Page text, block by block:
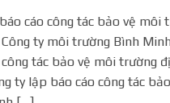
cáo công tác bảo vệ môi
ty môi trường Bình
tác bảo vệ môi trường
ty lập báo cáo công tác